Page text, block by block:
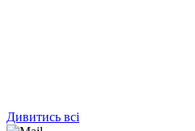
Дивитись всі